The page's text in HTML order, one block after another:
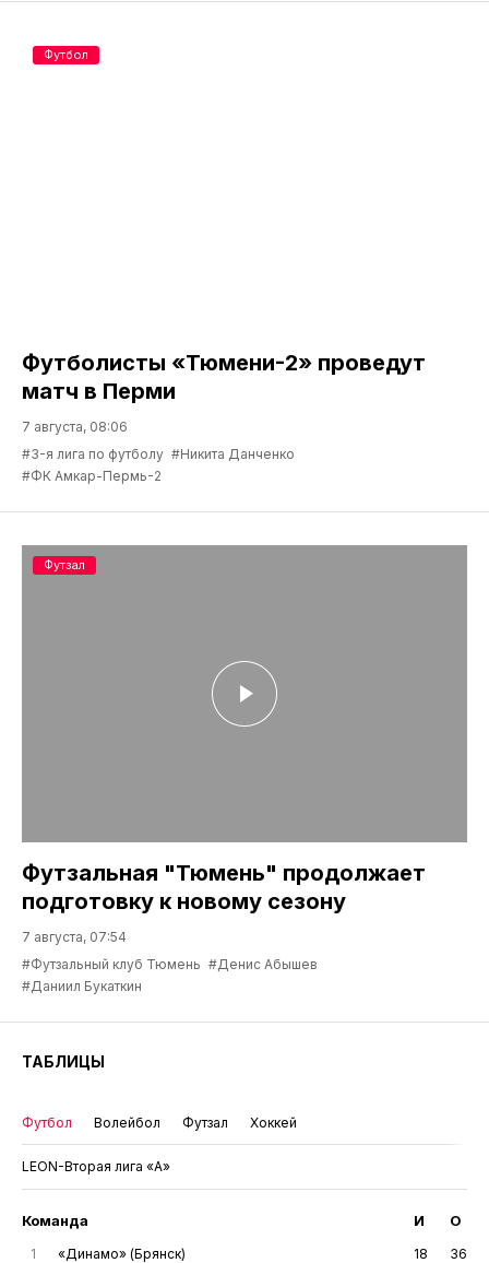
Футболисты «Тюмени-2» проведут
матч в Перми
7 августа, 08:06
#3-я лига по футболу #Никита Данченко
#ФК Амкар-Пермь-2
Футбол
Футзальная "Тюмень" продолжает
подготовку к новому сезону
7 августа, 07:54
#Футзальный клуб Тюмень #Денис Абышев
#Даниил Букаткин
Футзал
ТАБЛИЦЫ
Футбол Волейбол Футзал Хоккей
LEON-Вторая лига «А»
Команда И О
1 «Динамо» (Брянск) 18
36